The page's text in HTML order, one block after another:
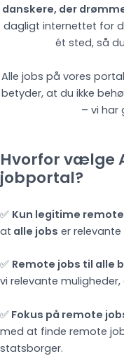
danskere, der
dagligt internettet for
ét sted, så
Alle jobs på vores
betyder, at du ikke
– vi har
Hvorfor vælge
jobportal?
✅ Kun legitime
at alle jobs er relevante
✅ Remote jobs til alle
vi relevante
✅ Fokus på remote
med at finde remote
statsborger.